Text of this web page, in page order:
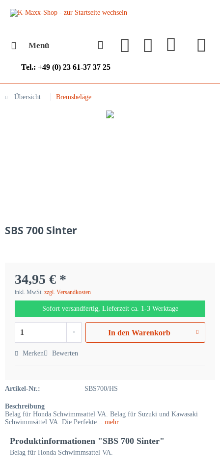
Tel.: +49 (0) 23 61-37 37 25
Menü
Übersicht Bremsbeläge
SBS 700 Sinter
34,95 € *
inkl. MwSt. zzgl. Versandkosten
Sofort versandfertig, Lieferzeit ca. 1-3 Werktage
In den Warenkorb
Merken Bewerten
Artikel-Nr.: SBS700/HS
Beschreibung
Belag für Honda Schwimmsattel VA. Belag für Suzuki und Kawasaki
Schwimmsättel VA. Die Perfekte... mehr
Produktinformationen "SBS 700 Sinter"
Belag für Honda Schwimmsattel VA.